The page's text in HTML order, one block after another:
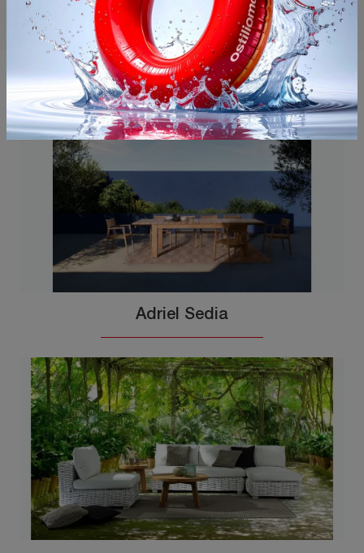
Potrebbero piacerti anche
Adriel Sedia